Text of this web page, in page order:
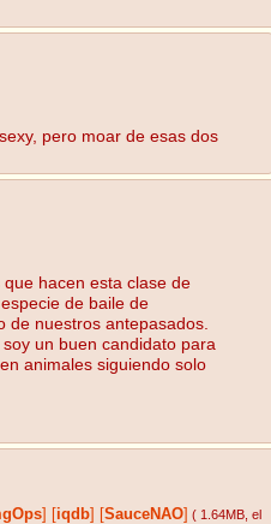
pero moar de esas dos
hacen esta clase de
de baile de
de nuestros antepasados.
un buen candidato para
animales siguiendo solo
] [iqdb] [SauceNAO] ( 1.64MB , el